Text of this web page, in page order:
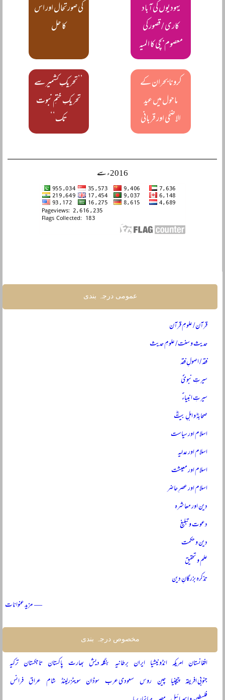
یہودیوں کی آباد
کاری / قصور کی
معصوم بچی کا المیہ
کی صورتحال اور اس
کا حل
کرونا بحران کے
ماحول میں عید
الاضحٰی اور قربانی
’’تحریکِ کشمیر سے
تحریکِ ختمِ نبوت
تک‘‘
2016ء سے
عمومی درجہ بندی
قرآن / علومِ قرآن
حدیث و سنت / علومِ حدیث
فقہ / اصولِ فقہ
سیرتِ نبویؐ
سیرتِ انبیاءؑ
صحابہؓ و اہلِ بیتؓ
اسلام اور سیاست
اسلام اور عدلیہ
اسلام اور معیشت
اسلام اور عصرِ حاضر
دین اور معاشرہ
دعوت و تبلیغ
دین و حکمت
علم و تحقیق
تذکرہ بزرگانِ دین
— مزید عنوانات
مخصوص درجہ بندی
افغانستان امریکہ انڈونیشیا ایران برطانیہ بنگلہ دیش بھارت پاکستان تاجکستان ترکیہ
جنوبی افریقہ چیچنیا چین روس سعودی عرب سوڈان سویٹزرلینڈ شام عراق فرانس